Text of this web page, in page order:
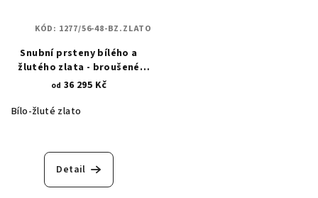
Snubní prsteny bílého a
žlutého zlata - broušené
proužky 1277
od 36 295 Kč
Bílo-žluté zlato
Detail
KÓD: 1277/56-48-BZ.ZLATO